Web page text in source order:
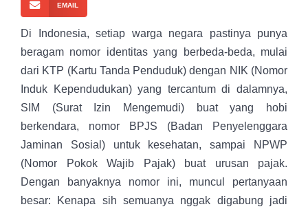
EMAIL
Di Indonesia, setiap warga negara pastinya punya
beragam nomor identitas yang berbeda-beda, mulai
dari KTP (Kartu Tanda Penduduk) dengan NIK (Nomor
Induk Kependudukan) yang tercantum di dalamnya,
SIM (Surat Izin Mengemudi) buat yang hobi
berkendara, nomor BPJS (Badan Penyelenggara
Jaminan Sosial) untuk kesehatan, sampai NPWP
(Nomor Pokok Wajib Pajak) buat urusan pajak.
Dengan banyaknya nomor ini, muncul pertanyaan
besar: Kenapa sih semuanya nggak digabung jadi